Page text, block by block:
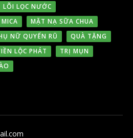
LÕI LỌC NƯỚC
MICA
MẶT NẠ SỮA CHUA
NỮ QUYẾN RŨ
QUÀ TẶNG
LỘC PHÁT
TRỊ MỤN